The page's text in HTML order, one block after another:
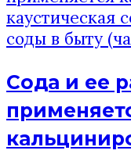
Сода и ее